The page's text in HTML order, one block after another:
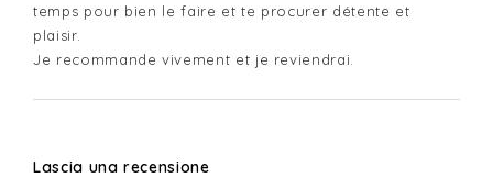
temps pour bien le faire et te procurer détente et
plaisir.
Je recommande vivement et je reviendrai.
Lascia una recensione